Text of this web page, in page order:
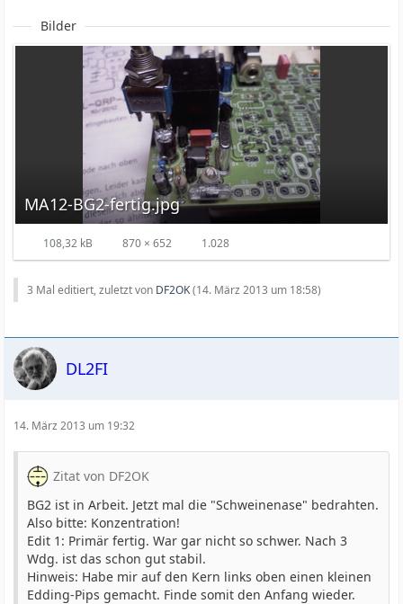
Bilder
MA12-BG2-fertig.jpg
108,32 kB 870 × 652 1.028
3 Mal editiert, zuletzt von DF2OK(14. März 2013 um 18:58)
DL2FI
14. März 2013 um 19:32
Zitat von DF2OK
BG2 ist in Arbeit. Jetzt mal die "Schweinenase" bedrahten.
Also bitte: Konzentration!
Edit 1: Primär fertig. War gar nicht so schwer. Nach 3
Wdg. ist das schon gut stabil.
Hinweis: Habe mir auf den Kern links oben einen kleinen
Edding-Pips gemacht. Finde somit den Anfang wieder.